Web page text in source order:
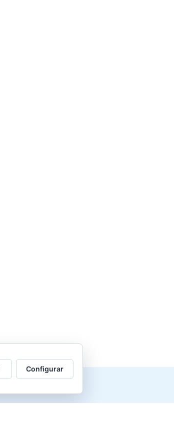
Configurar